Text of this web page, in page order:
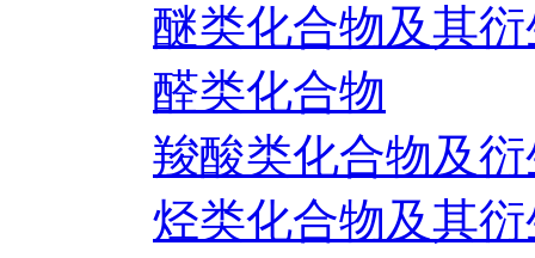
醚类化合物及其
醛类化合物
羧酸类化合物及
烃类化合物及其